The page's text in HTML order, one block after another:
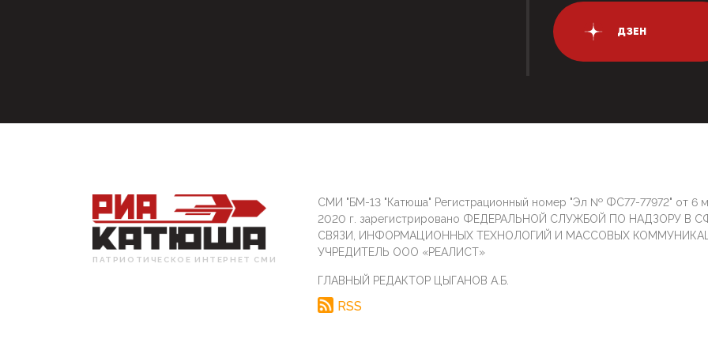
ДЗЕН
ПАТРИОТИЧЕСКОЕ ИНТЕРНЕТ СМИ
СМИ "БМ-13 "Катюша" Регистрационный номер "Эл № ФС77-77972" от 6
2020 г. зарегистрировано ФЕДЕРАЛЬНОЙ СЛУЖБОЙ ПО НАДЗОРУ В
СВЯЗИ, ИНФОРМАЦИОННЫХ ТЕХНОЛОГИЙ И МАССОВЫХ
УЧРЕДИТЕЛЬ ООО «РЕАЛИСТ»
ГЛАВНЫЙ РЕДАКТОР ЦЫГАНОВ А.Б.
RSS